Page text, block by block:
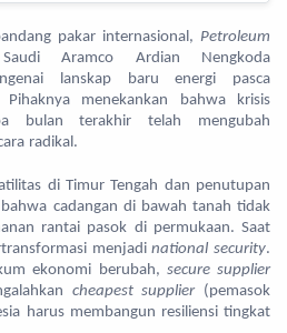
pakar internasional, Petroleum
Aramco Ardian Nengkoda
lanskap baru energi pasca
menekankan bahwa krisis
bulan terakhir telah mengubah
radikal.
di Timur Tengah dan penutupan
cadangan di bawah tanah tidak
rantai pasok di permukaan. Saat
menjadinational security.
ekonomi berubah, secure supplier
cheapest supplier(pemasok
harus membangun resiliensi tingkat